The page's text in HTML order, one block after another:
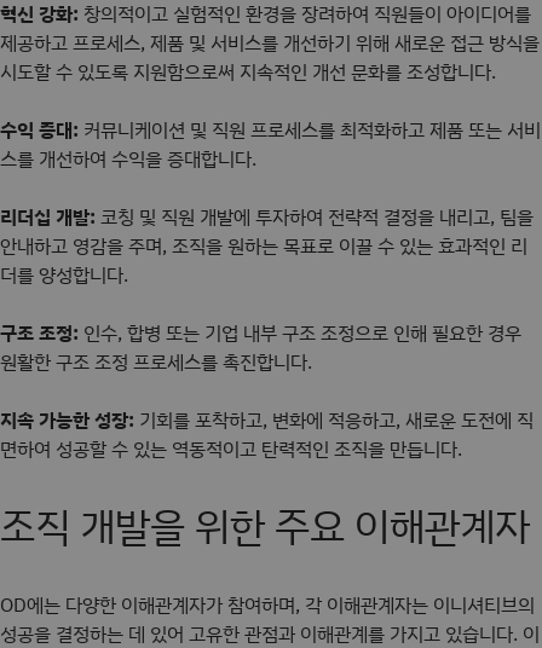
혁신 강화: 창의적이고 실험적인 환경을 장려하여 직원들이 아이디어를
제공하고 프로세스, 제품 및 서비스를 개선하기 위해 새로운 접근 방식을
시도할 수 있도록 지원함으로써 지속적인 개선 문화를 조성합니다.
수익 증대: 커뮤니케이션 및 직원 프로세스를 최적화하고 제품 또는 서비
스를 개선하여 수익을 증대합니다.
리더십 개발: 코칭 및 직원 개발에 투자하여 전략적 결정을 내리고, 팀을
안내하고 영감을 주며, 조직을 원하는 목표로 이끌 수 있는 효과적인 리
더를 양성합니다.
구조 조정: 인수, 합병 또는 기업 내부 구조 조정으로 인해 필요한 경우
원활한 구조 조정 프로세스를 촉진합니다.
지속 가능한 성장: 기회를 포착하고, 변화에 적응하고, 새로운 도전에 직
면하여 성공할 수 있는 역동적이고 탄력적인 조직을 만듭니다.
조직 개발을 위한 주요 이해관계자
OD에는 다양한 이해관계자가 참여하며, 각 이해관계자는 이니셔티브의
성공을 결정하는 데 있어 고유한 관점과 이해관계를 가지고 있습니다. 이